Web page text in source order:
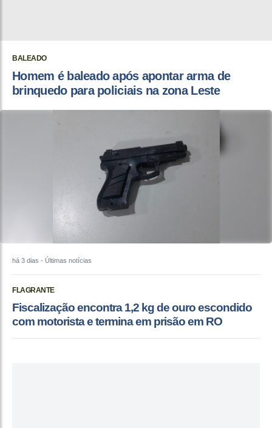
BALEADO
Homem é baleado após apontar arma de
brinquedo para policiais na zona Leste
há 3 dias - Últimas notícias
FLAGRANTE
Fiscalização encontra 1,2 kg de ouro escondido
com motorista e termina em prisão em RO